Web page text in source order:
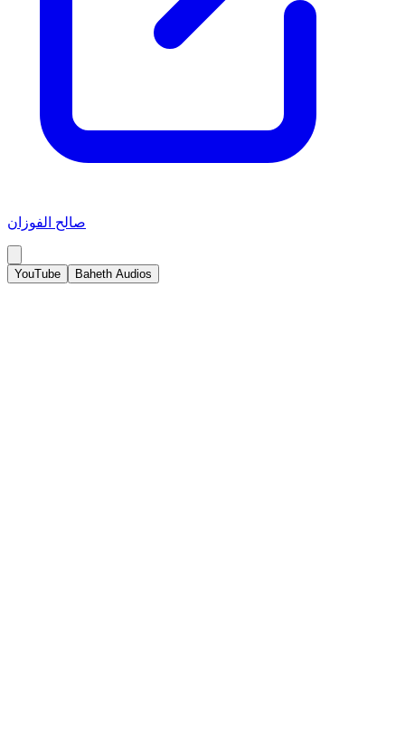
صالح الفوزان
YouTube Baheth Audios